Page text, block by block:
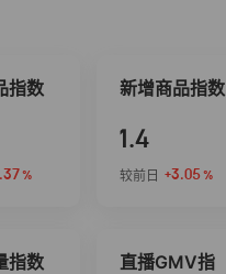
指数
%
新增商品指数
1.4
较前日 +3.05 %
指数
直播GMV指